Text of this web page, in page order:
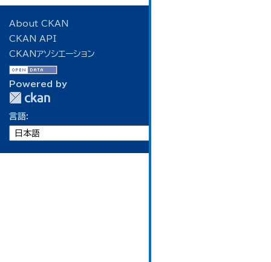
About CKAN
CKAN API
CKANアソシエーション
Powered by
言語